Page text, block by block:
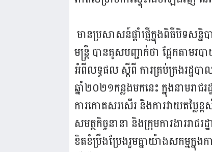
មានប្រសាសន៍ផ្តាំផ្ញើក្នុងពិធីបិទសន្និ
មន្ត្រី បានគូសបញ្ជាក់ថា ផ្អែកតា
អំពីលទ្ធផល ស្តីពី ការគ្រប់គ្រងរដ្ឋប
ឆ្នាំ២០២១កន្លងមកនេះ ក្នុងនាមរាជរ
ការកោតសរសើរ និងការវាយតម្លៃខ្ព
សមត្ថកិច្ចនានា និងក្រុមការងាររាជ
ខិតខំប្រឹងប្រែងរួមគ្នាយ៉ាងសកម្មក្នុ